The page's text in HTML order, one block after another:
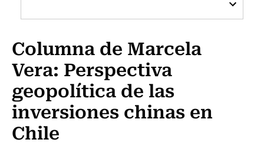
Programas Radio y TV Usach
Columna de Marcela
Vera: Perspectiva
geopolítica de las
inversiones chinas en
Chile